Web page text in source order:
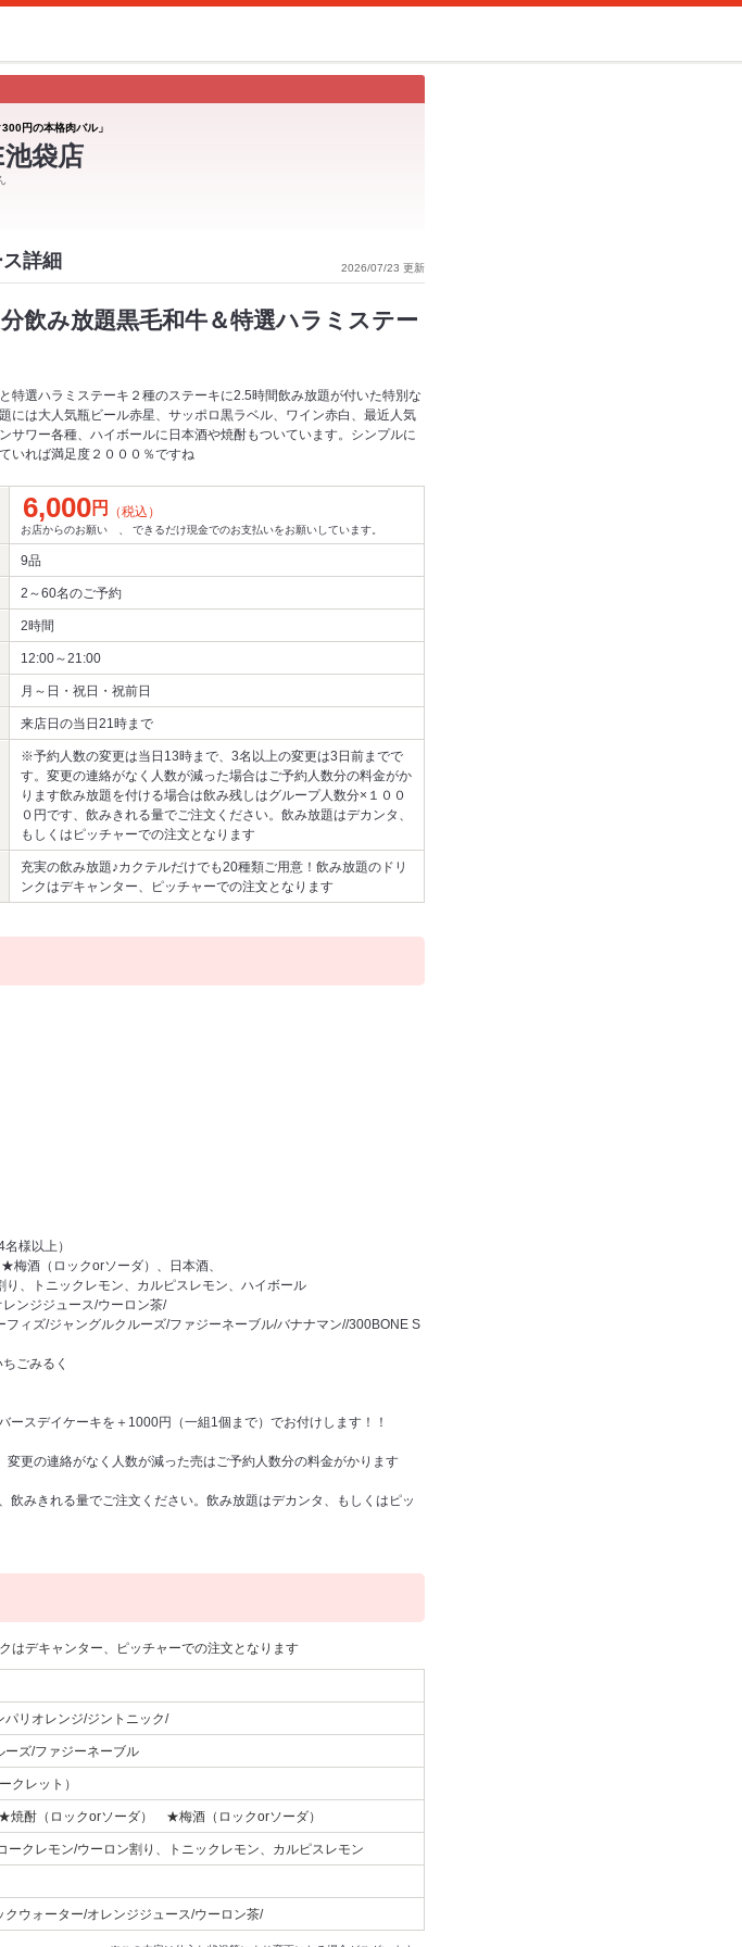
円の本格肉バル」
袋店
2026/07/23 更新
詳細
飲み放題黒毛和牛＆特選ハラミステー
特選ハラミステーキ２種のステーキに2.5時間飲み放題が付いた特別な
には大人気瓶ビール赤星、サッポロ黒ラベル、ワイン赤白、最近人気
サワー各種、ハイボールに日本酒や焼酎もついています。シンプルに
いれば満足度２０００％ですね
6,000円 （税込）
お店からのお願い 、 できるだけ現金でのお支払いをお願いしています。
9品
2～60名のご予約
2時間
12:00～21:00
月～日・祝日・祝前日
来店日の当日21時まで
※予約人数の変更は当日13時まで、3名以上の変更は3日前までで
す。変更の連絡がなく人数が減った場合はご予約人数分の料金がか
ります飲み放題を付ける場合は飲み残しはグループ人数分×１００
０円です、飲みきれる量でご注文ください。飲み放題はデカンタ、
もしくはピッチャーでの注文となります
充実の飲み放題♪カクテルだけでも20種類ご用意！飲み放題のドリ
ンクはデキャンター、ピッチャーでの注文となります
様以上）
酒（ロックorソーダ）、日本酒、
、トニックレモン、カルピスレモン、ハイボール
ンジジュース/ウーロン茶/
ィズ/ジャングルクルーズ/ファジーネーブル/バナナマン//300BONE S
ごみるく
スデイケーキを＋1000円（一組1個まで）でお付けします！！
更の連絡がなく人数が減った売はご予約人数分の料金がかります
みきれる量でご注文ください。飲み放題はデカンタ、もしくはピッ
はデキャンター、ピッチャーでの注文となります
リオレンジ/ジントニック/
ーズ/ファジーネーブル
クレット）
酎（ロックorソーダ） ★梅酒（ロックorソーダ）
ークレモン/ウーロン割り、トニックレモン、カルピスレモン
ウォーター/オレンジジュース/ウーロン茶/